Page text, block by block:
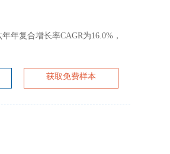
年复合增长率CAGR为16.0%，
获取免费样本